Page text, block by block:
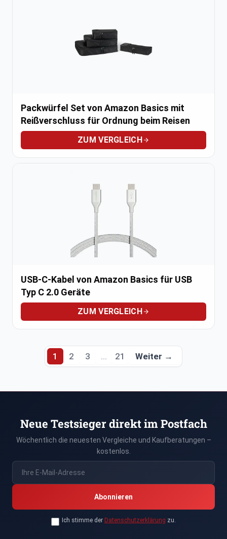
Packwürfel Set von Amazon Basics mit
Reißverschluss für Ordnung beim Reisen
ZUM VERGLEICH
USB-C-Kabel von Amazon Basics für USB
Typ C 2.0 Geräte
ZUM VERGLEICH
1 2 3 … 21 Weiter →
Neue Testsieger direkt im Postfach
Wöchentlich die neuesten Vergleiche und Kaufberatungen –
kostenlos.
Abonnieren
Ich stimme der Datenschutzerklärung zu.